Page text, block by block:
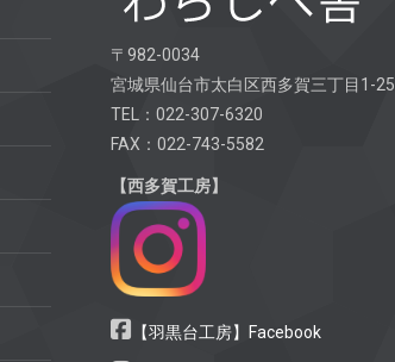
〒982-0034
宮城県仙台市太白区西多賀三丁目1-25
TEL：022-307-6320
FAX：022-743-5582
【西多賀工房】
【羽黒台工房】Facebook